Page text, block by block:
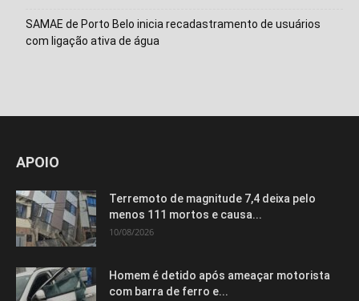
SAMAE de Porto Belo inicia recadastramento de usuários
com ligação ativa de água
APOIO
Terremoto de magnitude 7,4 deixa pelo
menos 111 mortos e causa...
10/08/2026
Homem é detido após ameaçar motorista
com barra de ferro e...